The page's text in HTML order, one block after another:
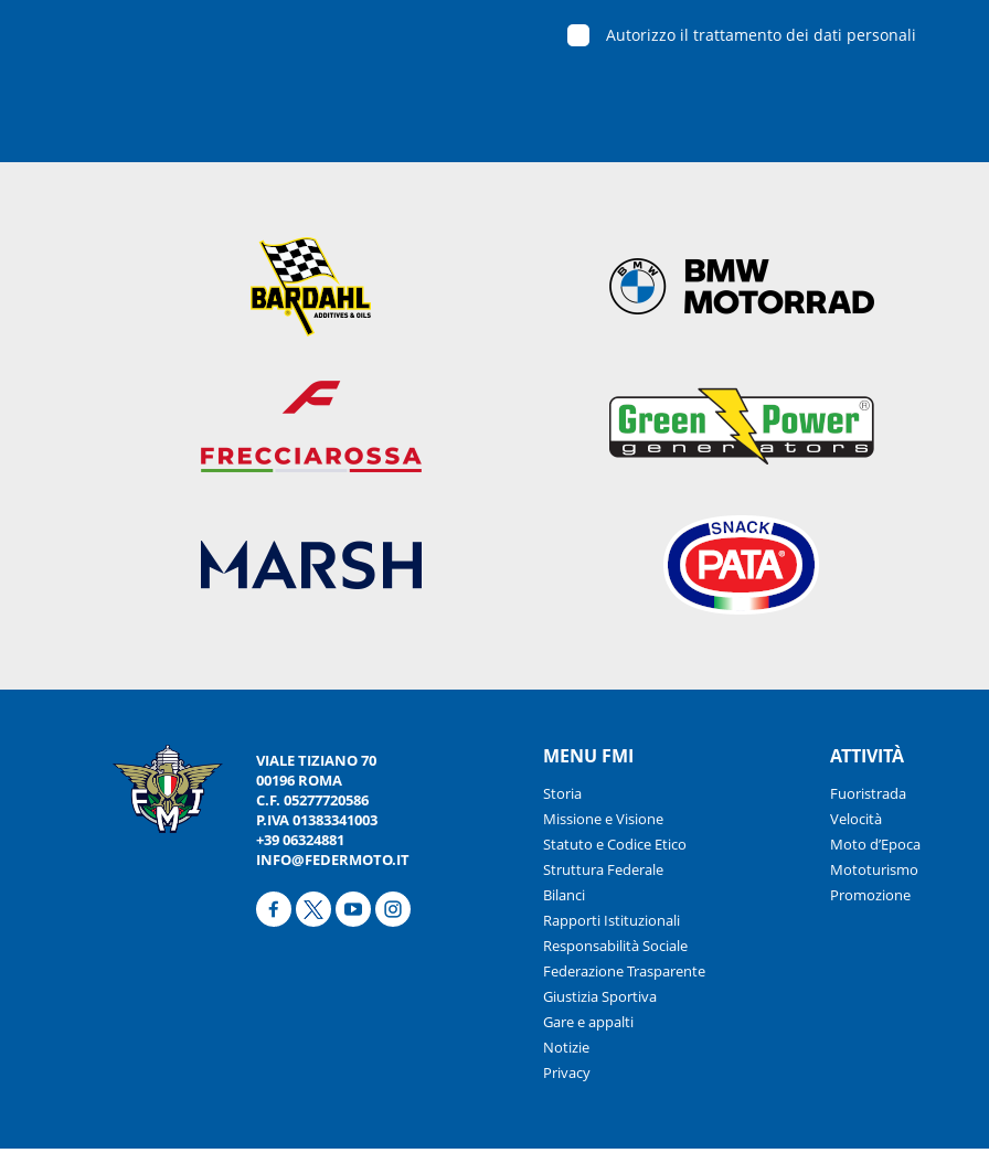
Autorizzo il trattamento dei dati personali
VIALE TIZIANO 70
00196 ROMA
C.F. 05277720586
P.IVA 01383341003
+39 06324881
INFO@FEDERMOTO.IT
MENU FMI
Storia
Missione e Visione
Statuto e Codice Etico
Struttura Federale
Bilanci
Rapporti Istituzionali
Responsabilità Sociale
Federazione Trasparente
Giustizia Sportiva
Gare e appalti
Notizie
Privacy
ATTIVITÀ
Fuoristrada
Velocità
Moto d’Epoca
Mototurismo
Promozione